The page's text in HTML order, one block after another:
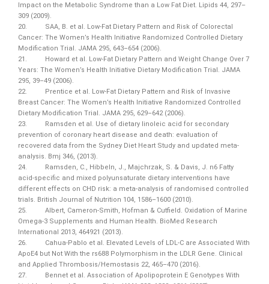
Impact on the Metabolic Syndrome than a Low Fat Diet. Lipids 44, 297–
309 (2009).
20. SAA, B. et al. Low-Fat Dietary Pattern and Risk of Colorectal
Cancer: The Women’s Health Initiative Randomized Controlled Dietary
Modification Trial. JAMA 295, 643–654 (2006).
21. Howard et al. Low-Fat Dietary Pattern and Weight Change Over 7
Years: The Women’s Health Initiative Dietary Modification Trial. JAMA
295, 39–49 (2006).
22. Prentice et al. Low-Fat Dietary Pattern and Risk of Invasive
Breast Cancer: The Women’s Health Initiative Randomized Controlled
Dietary Modification Trial. JAMA 295, 629–642 (2006).
23. Ramsden et al. Use of dietary linoleic acid for secondary
prevention of coronary heart disease and death: evaluation of
recovered data from the Sydney Diet Heart Study and updated meta-
analysis. Bmj 346, (2013).
24. Ramsden, C., Hibbeln, J., Majchrzak, S. & Davis, J. n6 Fatty
acid-specific and mixed polyunsaturate dietary interventions have
different effects on CHD risk: a meta-analysis of randomised controlled
trials. British Journal of Nutrition 104, 1586–1600 (2010).
25. Albert, Cameron-Smith, Hofman & Cutfield. Oxidation of Marine
Omega-3 Supplements and Human Health. BioMed Research
International 2013, 464921 (2013).
26. Cahua-Pablo et al. Elevated Levels of LDL-C are Associated With
ApoE4 but Not With the rs688 Polymorphism in the LDLR Gene. Clinical
and Applied Thrombosis/Hemostasis 22, 465–470 (2016).
27. Bennet et al. Association of Apolipoprotein E Genotypes With